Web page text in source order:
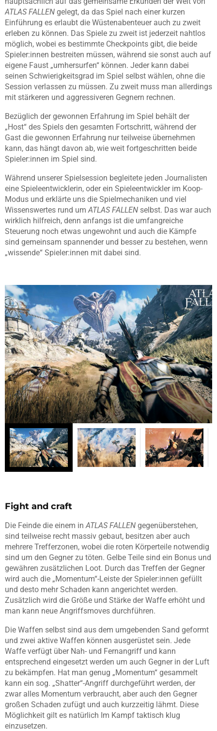
ATLAS FALLEN gelegt, da das Spiel nach einer kurzen
Einführung es erlaubt die Wüstenabenteuer auch zu zweit
erleben zu können. Das Spiele zu zweit ist jederzeit nahtlos
möglich, wobei es bestimmte Checkpoints gibt, die beide
Spieler:innen bestreiten müssen, während sie sonst auch auf
eigene Faust „umhersurfen“ können. Jeder kann dabei
seinen Schwierigkeitsgrad im Spiel selbst wählen, ohne die
Session verlassen zu müssen. Zu zweit muss man allerdings
mit stärkeren und aggressiveren Gegnern rechnen.
Bezüglich der gewonnen Erfahrung im Spiel behält der
„Host“ des Spiels den gesamten Fortschritt, während der
Gast die gewonnen Erfahrung nur teilweise übernehmen
kann, das hängt davon ab, wie weit fortgeschritten beide
Spieler:innen im Spiel sind.
Während unserer Spielsession begleitete jeden Journalisten
eine Spieleentwicklerin, oder ein Spieleentwickler im Koop-
Modus und erklärte uns die Spielmechaniken und viel
Wissenswertes rund um ATLAS FALLEN selbst. Das war auch
wirklich hilfreich, denn anfangs ist die umfangreiche
Steuerung noch etwas ungewohnt und auch die Kämpfe
sind gemeinsam spannender und besser zu bestehen, wenn
„wissende“ Spieler:innen mit dabei sind.
Fight and craft
Die Feinde die einem inATLAS FALLEN gegenüberstehen,
sind teilweise recht massiv gebaut, besitzen aber auch
mehrere Trefferzonen, wobei die roten Körperteile notwendig
sind um den Gegner zu töten. Gelbe Teile sind ein Bonus und
gewähren zusätzlichen Loot. Durch das Treffen der Gegner
wird auch die „Momentum“-Leiste der Spieler:innen gefüllt
und desto mehr Schaden kann angerichtet werden.
Zusätzlich wird die Größe und Stärke der Waffe erhöht und
man kann neue Angriffsmoves durchführen.
Die Waffen selbst sind aus dem umgebenden Sand geformt
und zwei aktive Waffen können ausgerüstet sein. Jede
Waffe verfügt über Nah- und Fernangriff und kann
entsprechend eingesetzt werden um auch Gegner in der Luft
zu bekämpfen. Hat man genug „Momentum“ gesammelt
kann ein sog. „Shatter“-Angriff durchgeführt werden, der
zwar alles Momentum verbraucht, aber auch den Gegner
großen Schaden zufügt und auch kurzzeitig lähmt. Diese
Möglichkeit gilt es natürlich Im Kampf taktisch klug
einzusetzen.